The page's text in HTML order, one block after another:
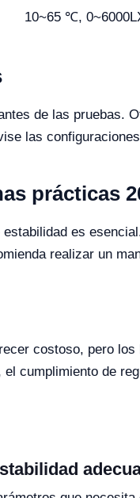
10~65 ℃,
de las pruebas.
las
prácticas
es
realizar un
costoso, pero
cumplimiento de